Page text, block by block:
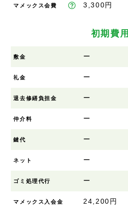
マメックス会費 3,300円
初期費用
敷金 ー
礼金 ー
退去修繕負担金 ー
仲介料 ー
鍵代 ー
ネット ー
ゴミ処理代行 ー
マメックス入会金 24,200円